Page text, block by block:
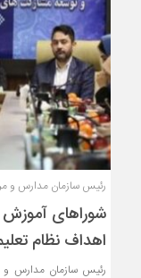
رئیس سازمان مدارس و
شوراهای
اهداف نظام
رئیس سازمان مدارس و